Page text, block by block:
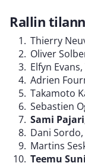
Rallin
Thierry
Oliver
Elfyn
Adrien
Takamoto
Sebastien
Sami
Dani
Martins
Teemu